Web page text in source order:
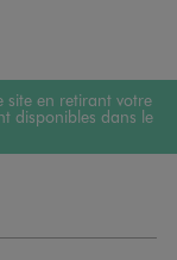
site en retirant votre
disponibles dans le